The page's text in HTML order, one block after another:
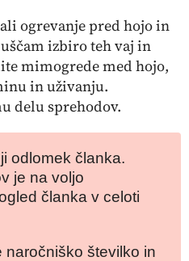
ogrevanje pred hojo in
izbiro teh vaj in
mimogrede med hojo,
in uživanju.
delu sprehodov.
odlomek članka.
je na voljo
članka v celoti
naročniško številko in